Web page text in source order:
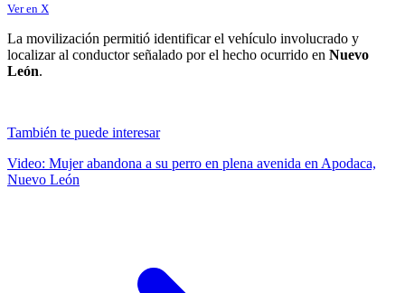
Ver en X
La movilización permitió identificar el vehículo involucrado y
localizar al conductor señalado por el hecho ocurrido en Nuevo
León.
También te puede interesar
Video: Mujer abandona a su perro en plena avenida en Apodaca,
Nuevo León